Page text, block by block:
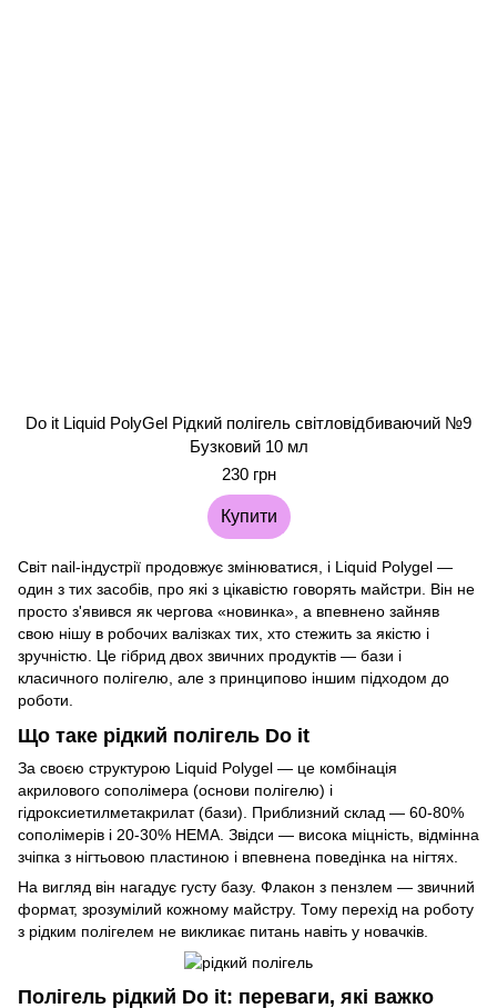
Do it Liquid PolyGel Рідкий полігель світловідбиваючий №9
Бузковий 10 мл
230 грн
Купити
Світ nail-індустрії продовжує змінюватися, і Liquid Polygel —
один з тих засобів, про які з цікавістю говорять майстри. Він не
просто з'явився як чергова «новинка», а впевнено зайняв
свою нішу в робочих валізках тих, хто стежить за якістю і
зручністю. Це гібрид двох звичних продуктів — бази і
класичного полігелю, але з принципово іншим підходом до
роботи.
Що таке рідкий полігель Do it
За своєю структурою Liquid Polygel — це комбінація
акрилового сополімера (основи полігелю) і
гідроксиетилметакрилат (бази). Приблизний склад — 60-80%
сополімерів і 20-30% НЕМА. Звідси — висока міцність, відмінна
зчіпка з нігтьовою пластиною і впевнена поведінка на нігтях.
На вигляд він нагадує густу базу. Флакон з пензлем — звичний
формат, зрозумілий кожному майстру. Тому перехід на роботу
з рідким полігелем не викликає питань навіть у новачків.
Полігель рідкий Do it: переваги, які важко